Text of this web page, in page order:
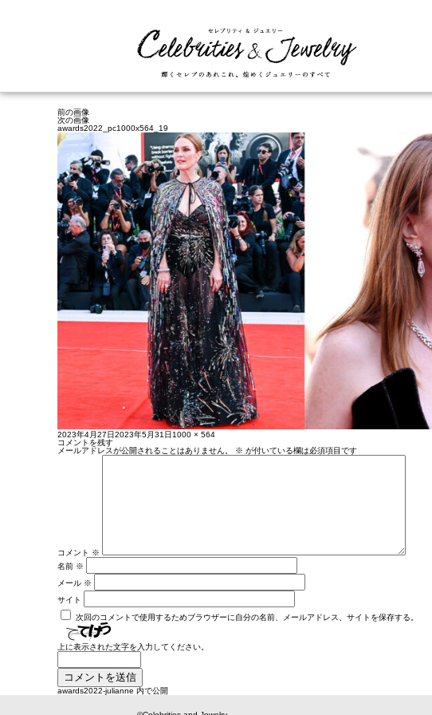
前の画像
次の画像
awards2022_pc1000x564_19
投
稿
日:
2023年4月27日2023年5月31日 フ
サ
イ
1000 × 564
コメントを残す
メールアドレスが公開されることはありません。
※ が付いている欄は必須項目です
コメント ※
名前 ※
メール ※
サイト
次回のコメントで使用するためブラウザーに自分の名前、メールアドレス、サイトを保存する。
上に表示された文字を入力してください。
投
awards2022-julianne 内で公開